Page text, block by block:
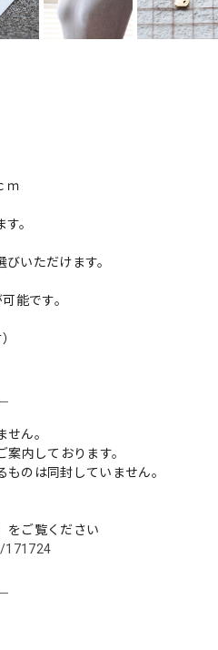
ｍ
。
いただけます。
能です。
ん。
内しております。
のは同封していません。
をご覧ください
171724